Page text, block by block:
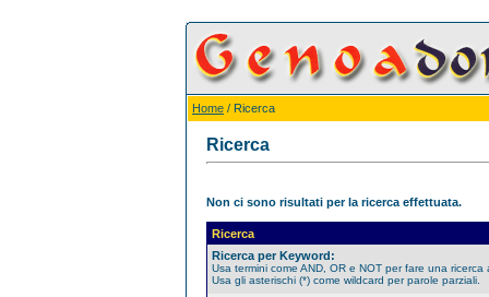
Home / Ricerca
Ricerca
Non ci sono risultati per la ricerca effettuata.
Ricerca
Ricerca per Keyword:
Usa termini come AND, OR e NOT per fare una ricerca
Usa gli asterischi (*) come wildcard per parole parziali.